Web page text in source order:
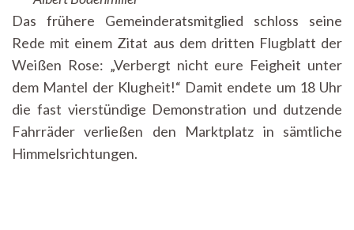
Das frühere Gemeinderatsmitglied schloss seine
Rede mit einem Zitat aus dem dritten Flugblatt der
Weißen Rose: „Verbergt nicht eure Feigheit unter
dem Mantel der Klugheit!“ Damit endete um 18 Uhr
die fast vierstündige Demonstration und dutzende
Fahrräder verließen den Marktplatz in sämtliche
Himmelsrichtungen.